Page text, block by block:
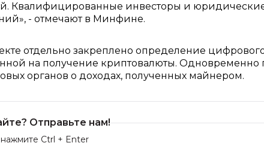
Квалифицированные инвесторы и
- отмечают в Минфине.
отдельно закреплено определение
на получение криптовалюты. Одновременно
органов о доходах, полученных майнером.
Отправьте нам!
Ctrl + Enter